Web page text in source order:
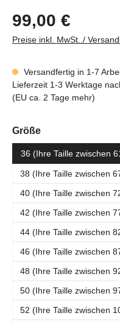
Regulärer Preis:
99,00 €
Preise inkl. MwSt../
Versandfertig in 1-7
Lieferzeit 1-3 Werktage
(EU ca. 2 Tage mehr)
Größeauswählen
36 (Ihre Taille zwischen
38 (Ihre Taille zwischen
40 (Ihre Taille zwischen
42 (Ihre Taille zwischen
44 (Ihre Taille zwischen
46 (Ihre Taille zwischen
48 (Ihre Taille zwischen
50 (Ihre Taille zwischen
52 (Ihre Taille zwischen